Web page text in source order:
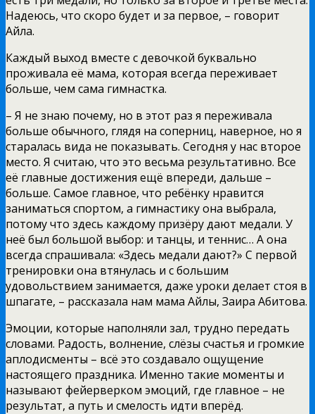
Надеюсь, что скоро будет и за первое, – говорит
Айла.
Каждый выход вместе с девочкой буквально
проживала её мама, которая всегда переживает
больше, чем сама гимнастка.
– Я не знаю почему, но в этот раз я переживала
больше обычного, глядя на соперниц, наверное, но я
старалась вида не показывать. Сегодня у нас второе
место. Я считаю, что это весьма результативно. Все
её главные достижения ещё впереди, дальше –
больше. Самое главное, что ребёнку нравится
заниматься спортом, а гимнастику она выбрала,
потому что здесь каждому призёру дают медали. У
неё был большой выбор: и танцы, и теннис… А она
всегда спрашивала: «Здесь медали дают?» С первой
тренировки она втянулась и с большим
удовольствием занимается, даже уроки делает стоя в
шпагате, – рассказала нам мама Айлы, Заира Абитова.
Эмоции, которые наполняли зал, трудно передать
словами. Радость, волнение, слёзы счастья и громкие
аплодисменты – всё это создавало ощущение
настоящего праздника. Именно такие моменты и
называют фейерверком эмоций, где главное – не
результат, а путь и смелость идти вперёд.